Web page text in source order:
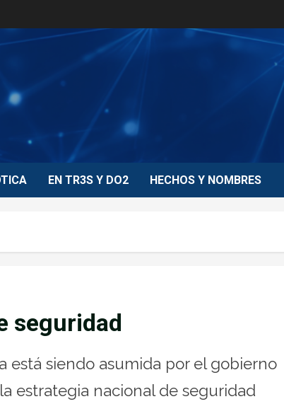
EN TR3S Y DO2 HECHOS Y NOMBRES
seguridad
está siendo asumida por el gobierno
estrategia nacional de seguridad